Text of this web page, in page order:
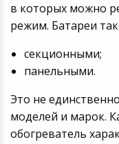
в которых можно
режим. Батареи
секционными;
панельными.
Это не
моделей и марок.
обогреватель